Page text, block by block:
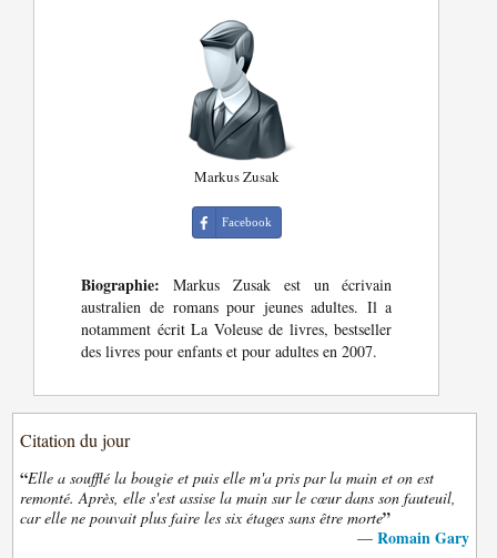
Markus Zusak
Facebook
Biographie: Markus Zusak est un écrivain
australien de romans pour jeunes adultes. Il a
notamment écrit La Voleuse de livres, bestseller
des livres pour enfants et pour adultes en 2007.
Citation du jour
“Elle a soufflé la bougie et puis elle m'a pris par la main et on est
remonté. Après, elle s'est assise la main sur le cœur dans son fauteuil,
car elle ne pouvait plus faire les six étages sans être morte”
— Romain Gary